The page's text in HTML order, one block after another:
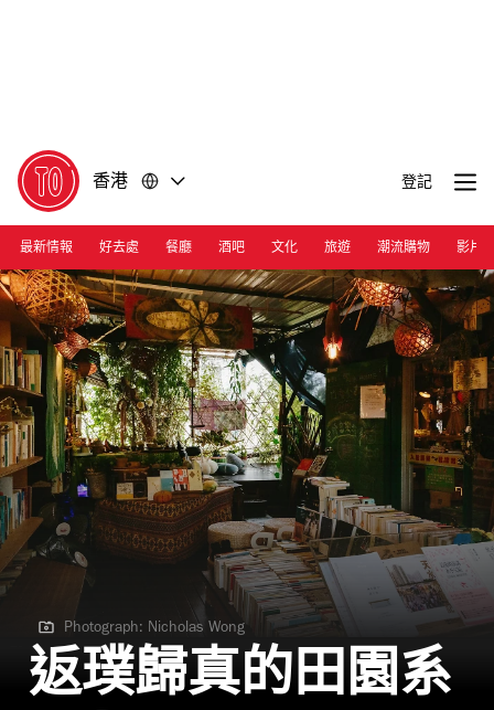
香港 登記
最新情報 好去處 餐廳 酒吧 文化 旅遊 潮流購物 影片
Photograph: Nicholas Wong
Photograph: Nicholas Wong
返璞歸真的田園系